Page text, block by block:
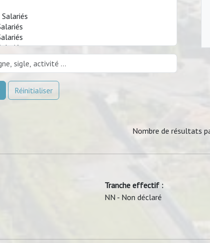
Réinitialiser
Nombre de résultats
Tranche effectif :
NN - Non déclaré